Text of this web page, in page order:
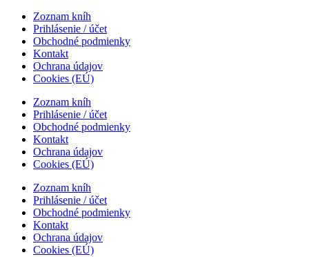
Zoznam kníh
Prihlásenie / účet
Obchodné podmienky
Kontakt
Ochrana údajov
Cookies (EÚ)
Zoznam kníh
Prihlásenie / účet
Obchodné podmienky
Kontakt
Ochrana údajov
Cookies (EÚ)
Zoznam kníh
Prihlásenie / účet
Obchodné podmienky
Kontakt
Ochrana údajov
Cookies (EÚ)